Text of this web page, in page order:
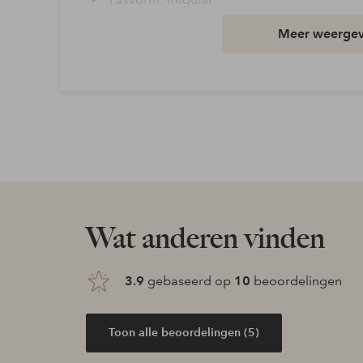
Wasvoorschrift: Niet wassen in water
Flexibele betaalwijze
Nu betalen, later betalen of in termijnen
Meer lezen
Meer
Wat anderen vinden
3.9 gebaseerd op 10 beoordelingen
Toon alle beoordelingen (5)